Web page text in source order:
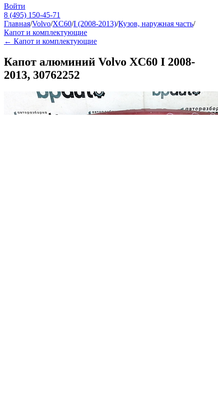
Войти
8 (495) 150-45-71
Главная/Volvo/XC60/I (2008-2013)/Кузов, наружная часть/
Капот и комплектующие
← Капот и комплектующие
Капот алюминий Volvo XC60 I 2008-
2013, 30762252